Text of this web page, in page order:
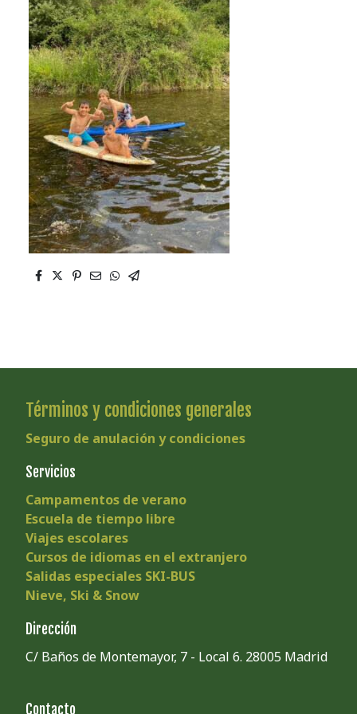
Términos y condiciones generales
Seguro de anulación y condiciones
Servicios
Campamentos de verano
Escuela de tiempo libre
Viajes escolares
Cursos de idiomas en el extranjero
Salidas especiales SKI-BUS
Nieve, Ski & Snow
Dirección
C/ Baños de Montemayor, 7 - Local 6. 28005 Madrid
Contacto